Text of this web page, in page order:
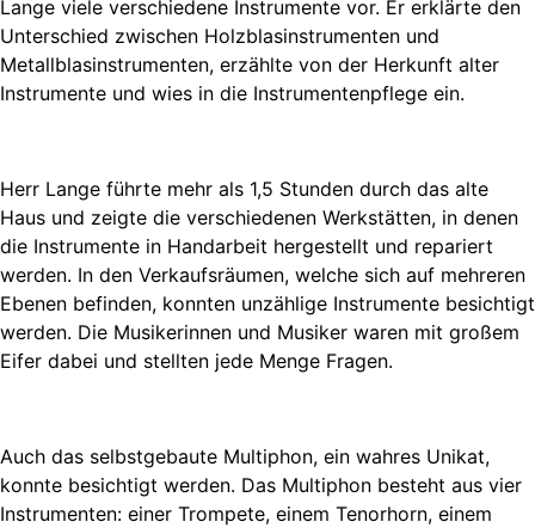
Lange viele verschiedene Instrumente vor. Er erklärte den
Unterschied zwischen Holzblasinstrumenten und
Metallblasinstrumenten, erzählte von der Herkunft alter
Instrumente und wies in die Instrumentenpflege ein.
Herr Lange führte mehr als 1,5 Stunden durch das alte
Haus und zeigte die verschiedenen Werkstätten, in denen
die Instrumente in Handarbeit hergestellt und repariert
werden. In den Verkaufsräumen, welche sich auf mehreren
Ebenen befinden, konnten unzählige Instrumente besichtigt
werden. Die Musikerinnen und Musiker waren mit großem
Eifer dabei und stellten jede Menge Fragen.
Auch das selbstgebaute Multiphon, ein wahres Unikat,
konnte besichtigt werden. Das Multiphon besteht aus vier
Instrumenten: einer Trompete, einem Tenorhorn, einem